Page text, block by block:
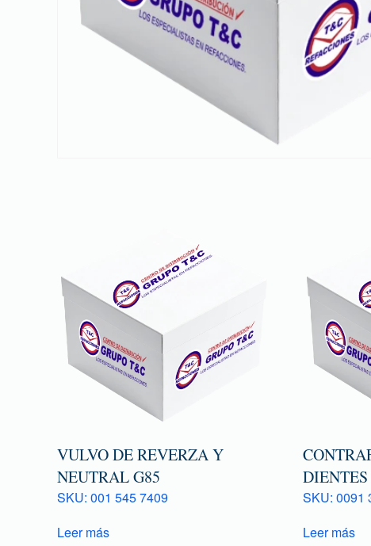
VULVO DE REVERZA Y
NEUTRAL G85
SKU: 001 545 7409
Leer más
SKU: 0091
Leer más